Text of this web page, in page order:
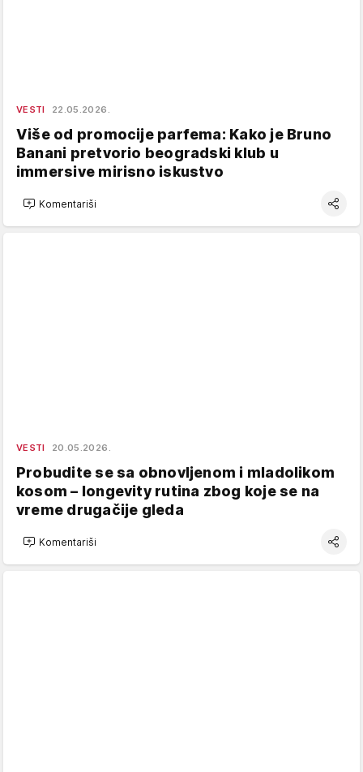
VESTI 22.05.2026.
Više od promocije parfema: Kako je Bruno
Banani pretvorio beogradski klub u
immersive mirisno iskustvo
Komentariši
VESTI 20.05.2026.
Probudite se sa obnovljenom i mladolikom
kosom – longevity rutina zbog koje se na
vreme drugačije gleda
Komentariši